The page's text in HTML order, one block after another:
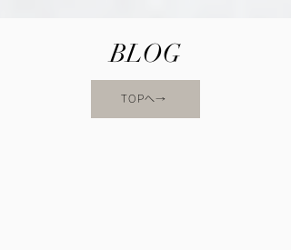
BLOG
TOPへ→